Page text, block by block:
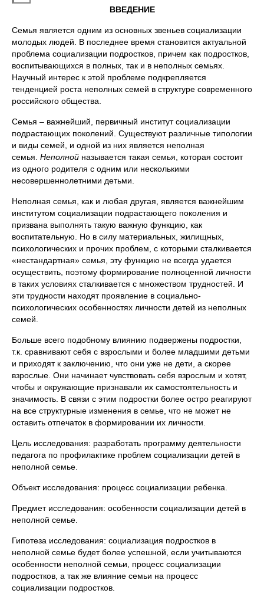
ВВЕДЕНИЕ
Семья является одним из основных звеньев социализации
молодых людей. В последнее время становится актуальной
проблема социализации подростков, причем как подростков,
воспитывающихся в полных, так и в неполных семьях.
Научный интерес к этой проблеме подкрепляется
тенденцией роста неполных семей в структуре современного
российского общества.
Семья – важнейший, первичный институт социализации
подрастающих поколений. Существуют различные типологии
и виды семей, и одной из них является неполная
семья. Неполной называется такая семья, которая состоит
из одного родителя с одним или несколькими
несовершеннолетними детьми.
Неполная семья, как и любая другая, является важнейшим
институтом социализации подрастающего поколения и
призвана выполнять такую важную функцию, как
воспитательную. Но в силу материальных, жилищных,
психологических и прочих проблем, с которыми сталкивается
«нестандартная» семья, эту функцию не всегда удается
осуществить, поэтому формирование полноценной личности
в таких условиях сталкивается с множеством трудностей. И
эти трудности находят проявление в социально-
психологических особенностях личности детей из неполных
семей.
Больше всего подобному влиянию подвержены подростки,
т.к. сравнивают себя с взрослыми и более младшими детьми
и приходят к заключению, что они уже не дети, а скорее
взрослые. Они начинает чувствовать себя взрослым и хотят,
чтобы и окружающие признавали их самостоятельность и
значимость. В связи с этим подростки более остро реагируют
на все структурные изменения в семье, что не может не
оставить отпечаток в формировании их личности.
Цель исследования: разработать программу деятельности
педагога по профилактике проблем социализации детей в
неполной семье.
Объект исследования: процесс социализации ребенка.
Предмет исследования: особенности социализации детей в
неполной семье.
Гипотеза исследования: социализация подростков в
неполной семье будет более успешной, если учитываются
особенности неполной семьи, процесс социализации
подростков, а так же влияние семьи на процесс
социализации подростков.